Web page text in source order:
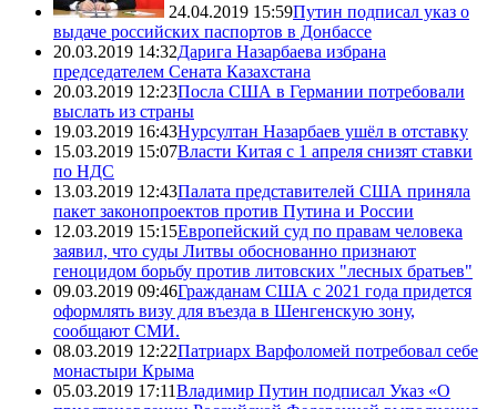
24.04.2019 15:59Путин подписал указ о
выдаче российских паспортов в Донбассе
20.03.2019 14:32Дарига Назарбаева избрана
председателем Сената Казахстана
20.03.2019 12:23Посла США в Германии потребовали
выслать из страны
19.03.2019 16:43Нурсултан Назарбаев ушёл в отставку
15.03.2019 15:07Власти Китая с 1 апреля снизят ставки
по НДС
13.03.2019 12:43Палата представителей США приняла
пакет законопроектов против Путина и России
12.03.2019 15:15Европейский суд по правам человека
заявил, что суды Литвы обоснованно признают
геноцидом борьбу против литовских "лесных братьев"
09.03.2019 09:46Гражданам США с 2021 года придется
оформлять визу для въезда в Шенгенскую зону,
сообщают СМИ.
08.03.2019 12:22Патриарх Варфоломей потребовал себе
монастыри Крыма
05.03.2019 17:11Владимир Путин подписал Указ «О